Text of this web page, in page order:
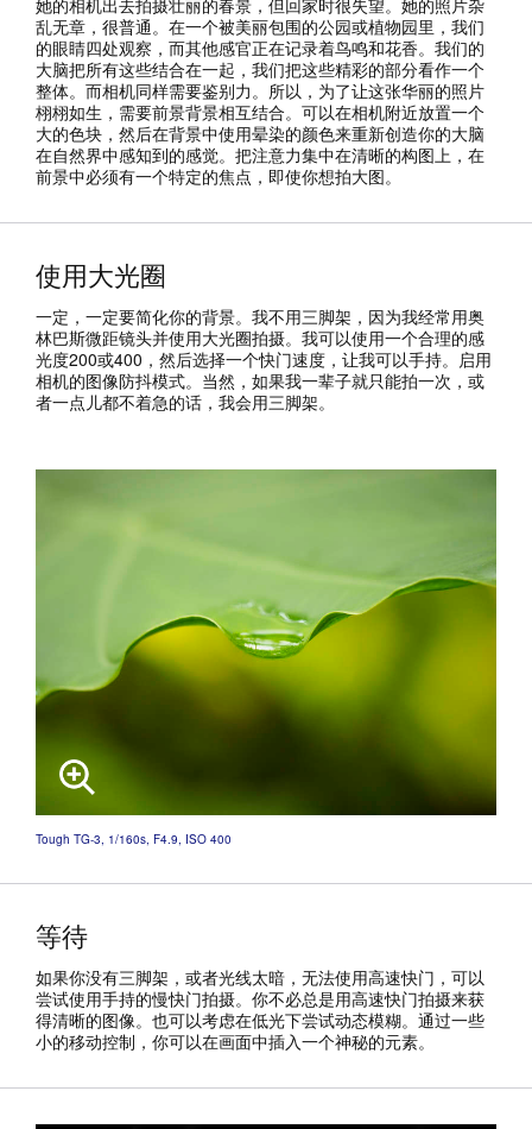
乱无章，很普通。在一个被美丽包围的公园或植物园里，我们
的眼睛四处观察，而其他感官正在记录着鸟鸣和花香。我们的
大脑把所有这些结合在一起，我们把这些精彩的部分看作一个
整体。而相机同样需要鉴别力。所以，为了让这张华丽的照片
栩栩如生，需要前景背景相互结合。可以在相机附近放置一个
大的色块，然后在背景中使用晕染的颜色来重新创造你的大脑
在自然界中感知到的感觉。把注意力集中在清晰的构图上，在
前景中必须有一个特定的焦点，即使你想拍大图。
使用大光圈
一定，一定要简化你的背景。我不用三脚架，因为我经常用奥
林巴斯微距镜头并使用大光圈拍摄。我可以使用一个合理的感
光度200或400，然后选择一个快门速度，让我可以手持。启用
相机的图像防抖模式。当然，如果我一辈子就只能拍一次，或
者一点儿都不着急的话，我会用三脚架。
Tough TG-3, 1/160s, F4.9, ISO 400
等待
如果你没有三脚架，或者光线太暗，无法使用高速快门，可以
尝试使用手持的慢快门拍摄。你不必总是用高速快门拍摄来获
得清晰的图像。也可以考虑在低光下尝试动态模糊。通过一些
小的移动控制，你可以在画面中插入一个神秘的元素。